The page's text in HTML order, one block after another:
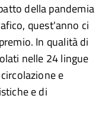
della pandemia
quest'anno ci
In qualità di
nelle 24 lingue
e
e di